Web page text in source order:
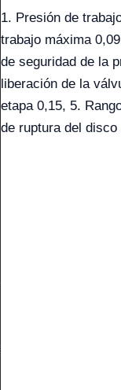
1. Presión de
trabajo máxima
de seguridad de la
liberación de la
etapa 0,15, 5.
de ruptura del